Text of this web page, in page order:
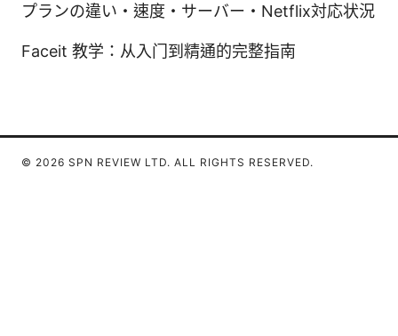
プランの違い・速度・サーバー・Netflix対応状況
Faceit 教学：从入门到精通的完整指南
© 2026 SPN REVIEW LTD. ALL RIGHTS RESERVED.